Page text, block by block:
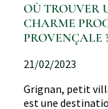
OÙ TROUVER
CHARME
PROVENÇALE
21/02/2023
Grignan, petit
est une